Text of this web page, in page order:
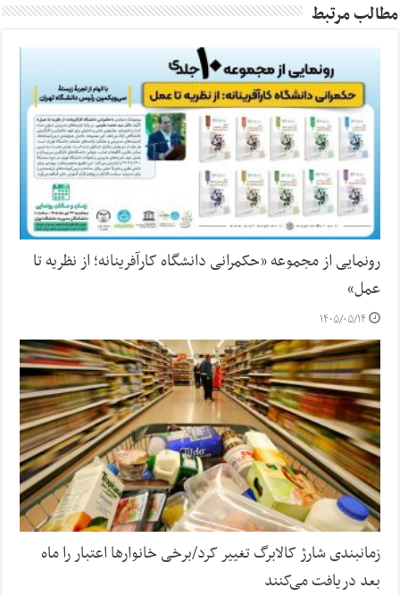
مطالب مرتبط
رونمایی از مجموعه «حکمرانی دانشگاه کارآفرینانه؛ از نظریه تا
عمل»
۱۴۰۵/۰۵/۱۴
زمانبندی شارژ کالابرگ تغییر کرد/برخی خانوارها اعتبار را ماه
بعد دریافت می‌کنند